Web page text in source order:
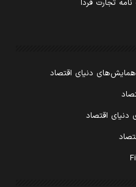
تجارت فردا
همایش‌های دنیای اقتصاد
اقتصاد